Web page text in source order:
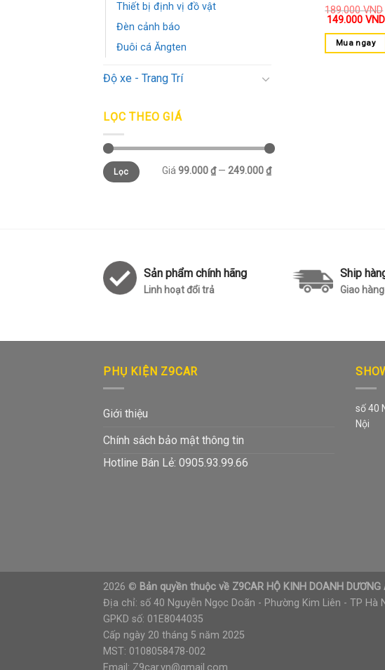
Thiết bị định vị đồ vật
Đèn cảnh báo
Đuôi cá Ăngten
Độ xe - Trang Trí
LỌC THEO GIÁ
Lọc Giá 99.000 ₫— 249.000 ₫
189.000VND
149.000 VND
Mua ngay
Sản phẩm chính hãng
Linh hoạt đổi trả
Ship
Giao
PHỤ KIỆN Z9CAR
Giới thiệu
Chính sách bảo mật thông tin
Hotline Bán Lẻ: 0905.93.99.66
số 40
Nội
2026 © Bản quyền thuộc về Z9CAR HỘ KINH DOANH
Địa chỉ: số 40 Nguyễn Ngọc Doãn - Phường Kim Liên - TP Hà
GPKD số: 01E8044035
Cấp ngày 20 tháng 5 năm 2025
MST: 0108058478-002
Email: Z9car.vn@gmail.com